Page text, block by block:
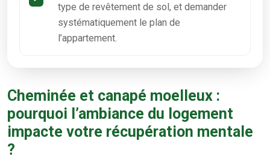
type de revêtement de sol, et demander
systématiquement le plan de
l’appartement.
Cheminée et canapé moelleux :
pourquoi l’ambiance du logement
impacte votre récupération mentale
?